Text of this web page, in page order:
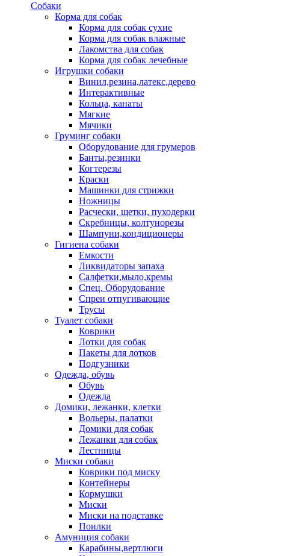
Собаки
Корма для собак
Корма для собак сухие
Корма для собак влажные
Лакомства для собак
Корма для собак лечебные
Игрушки собаки
Винил,резина,латекс,дерево
Интерактивные
Кольца, канаты
Мягкие
Мячики
Груминг собаки
Оборудование для грумеров
Банты,резинки
Когтерезы
Краски
Машинки для стрижки
Ножницы
Расчески, щетки, пуходерки
Скребницы, колтунорезы
Шампуни,кондиционеры
Гигиена собаки
Емкости
Ликвидаторы запаха
Салфетки,мыло,кремы
Спец. Оборудование
Спреи отпугивающие
Трусы
Туалет собаки
Коврики
Лотки для собак
Пакеты для лотков
Подгузники
Одежда, обувь
Обувь
Одежда
Домики, лежанки, клетки
Вольеры, палатки
Домики для собак
Лежанки для собак
Лестницы
Миски собаки
Коврики под миску
Контейнеры
Кормушки
Миски
Миски на подставке
Поилки
Амуниция собаки
Карабины,вертлюги